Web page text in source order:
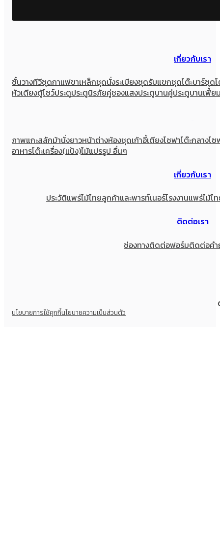
เกี่ยวกับเรา
ชั้นวางทีวีชุดกาแฟขาเหล็กชุดนั่งระเบียงชุดรับแขกชุดโต๊ะบาร์ชุดโ
หัวเตียงตู้โชว์ประตูประตูนิรภัยคู่ชองแสงประตูบานคู่ประตูบานเฟี้ย
ภาพแกะสลักม้านั่งยาวหน้าต่างห้องชุดเก้าอี้เตียงโซฟาโต๊ะกลางโซ
อาหารโต๊ะเครื่อง(แป้ง)ไม้แปรรูป อื่นๆ
เกี่ยวกับเรา
ประวัติแพร่ไม้ไทยลูกค้าและพารท์เนอร์โรงงานแพร่ไม้ไ
ติดต่อเรา
ช่องทางติดต่อฟอร์มติดต่อค
นโยบายการใช้คุกกี้นโยบายความเป็นส่วนตัว